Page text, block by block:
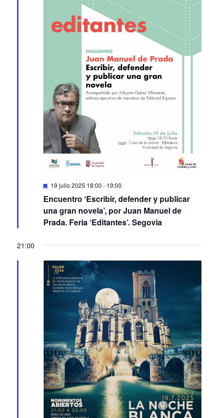
Featured
19 julio 2025 18:00-19:00
Encuentro ‘Escribir, defender y publicar
una gran novela’, por Juan Manuel de
21:00